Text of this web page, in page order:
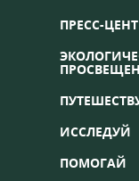
ПРЕСС-
ИССЛЕДУЙ
ПОМОГАЙ